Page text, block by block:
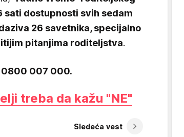
sati dostupnosti svih sedam
26 savetnika, specijalno
pitanjima roditeljstva.
0800 007 000.
treba da kažu "NE"
Sledeća vest